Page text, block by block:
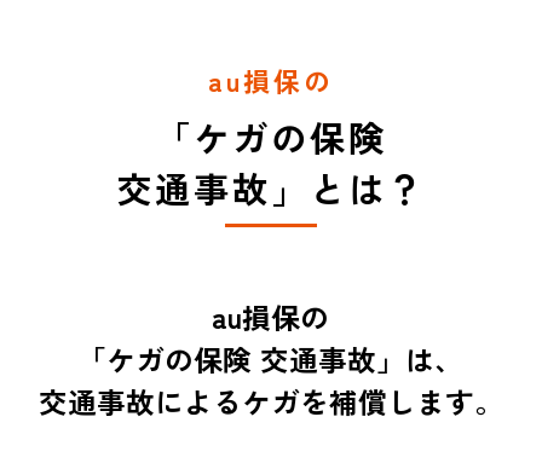
au損保の
「ケガの保険
交通事故」とは？
au損保の
「ケガの保険 交通事故」は、
交通事故によるケガを補償します。